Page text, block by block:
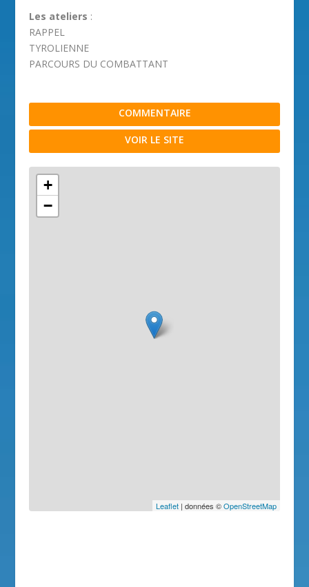
Les ateliers :
RAPPEL
TYROLIENNE
PARCOURS DU COMBATTANT
COMMENTAIRE
VOIR LE SITE
+
−
Leaflet| données ©OpenStreetMap